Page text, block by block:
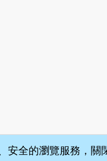
關於 | 聯絡我們 服
安全的瀏覽服務，關